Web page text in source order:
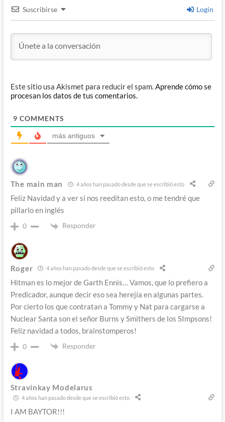
Suscribirse Login
Este sitio usa Akismet para reducir el spam.Aprende cómo se
procesan los datos de tus comentarios.
9 COMMENTS
más antiguos
The main man 4 años han pasado desde que se escribió esto
Feliz Navidad y a ver si nos reeditan esto, o me tendré que
pillarlo en inglés
0 Responder
Roger 4 años han pasado desde que se escribió esto
Hitman es lo mejor de Garth Ennis… Vamos, que lo prefiero a
Predicador, aunque decir eso sea herejía en algunas partes.
Por cierto los que contratan a Tommy y Nat para cargarse a
Nuclear Santa son el señor Burns y Smithers de los SImpsons!
Feliz navidad a todos, brainstomperos!
0 Responder
Stravinkay Modelarus
4 años han pasado desde que se escribió esto
I AM BAYTOR!!!